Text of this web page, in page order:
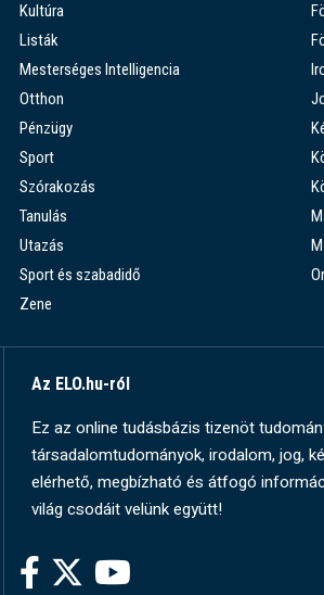
Kultúra
Listák
Mesterséges Intelligencia
Otthon
Pénzügy
Sport
Szórakozás
Tanulás
Utazás
Sport és szabadidő
Zene
Az ELO.hu-ról
Ez az online tudásbázis tizenöt
társadalomtudományok, irodalom, jog,
elérhető, megbízható és átfogó
világ csodáit velünk együtt!